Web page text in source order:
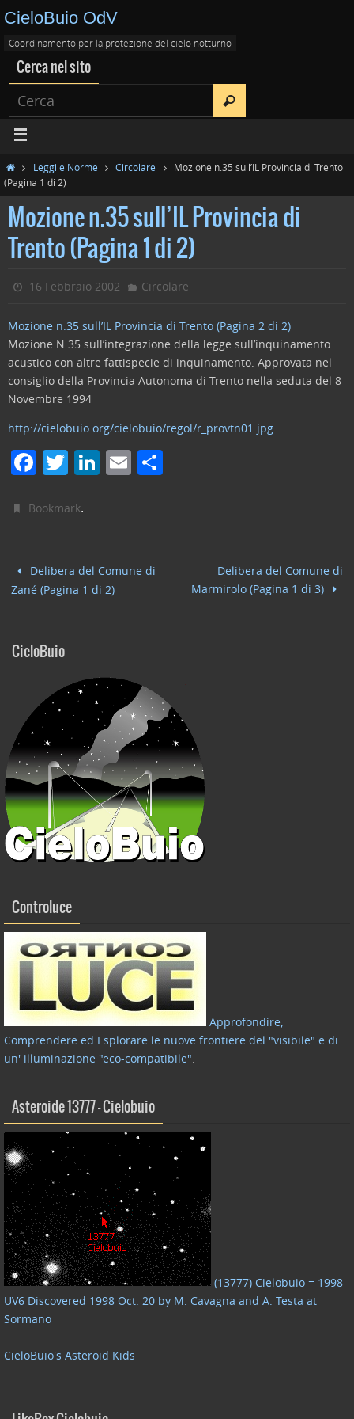
CieloBuio OdV
Coordinamento per la protezione del cielo notturno
Cerca nel sito
Leggi e Norme Circolare
Mozione n.35 sull’IL Provincia di Trento
(Pagina 1 di 2)
Mozione n.35 sull’IL Provincia di
Trento (Pagina 1 di 2)
16 Febbraio 2002 Circolare
Mozione n.35 sull’IL Provincia di Trento (Pagina 2 di 2)
Mozione N.35 sull’integrazione della legge sull’inquinamento
acustico con altre fattispecie di inquinamento. Approvata nel
consiglio della Provincia Autonoma di Trento nella seduta del 8
Novembre 1994
http://cielobuio.org/cielobuio/regol/r_provtn01.jpg
F
c
b
o
k
T
itt
Li
dI
n
E
Bookmark.
Delibera del Comune di
Zané (Pagina 1 di 2)
Delibera del Comune di
Marmirolo (Pagina 1 di 3)
CieloBuio
Controluce
Approfondire,
Comprendere ed Esplorare le nuove frontiere del "visibile" e di
un' illuminazione "eco-compatibile".
Asteroide 13777 – Cielobuio
(13777) Cielobuio = 1998
UV6 Discovered 1998 Oct. 20 by M. Cavagna and A. Testa at
Sormano
CieloBuio's Asteroid Kids